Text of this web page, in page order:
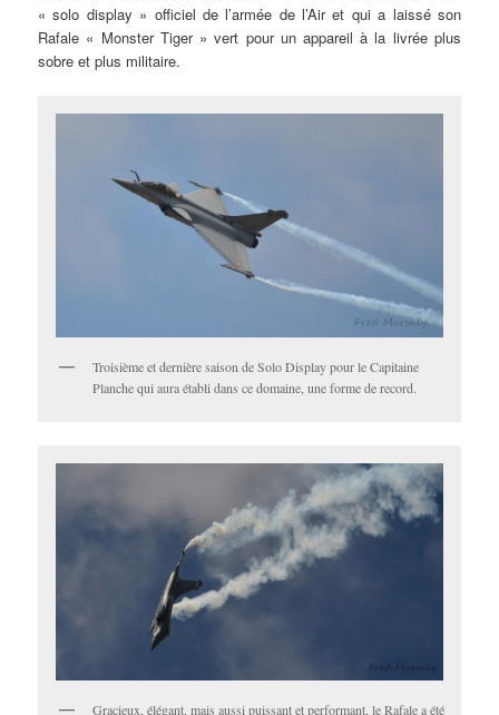
« solo display » officiel de l’armée de l’Air et qui a laissé son
Rafale « Monster Tiger » vert pour un appareil à la livrée plus
sobre et plus militaire.
Troisième et dernière saison de Solo Display pour le Capitaine
Planche qui aura établi dans ce domaine, une forme de record.
Gracieux, élégant, mais aussi puissant et performant, le Rafale a été